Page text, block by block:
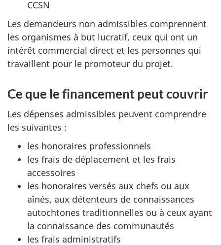
CCSN
Les demandeurs non admissibles comprennent
les organismes à but lucratif, ceux qui ont un
intérêt commercial direct et les personnes qui
travaillent pour le promoteur du projet.
Ce que le financement peut couvrir
Les dépenses admissibles peuvent comprendre
les suivantes :
les honoraires professionnels
les frais de déplacement et les frais
accessoires
les honoraires versés aux chefs ou aux
aînés, aux détenteurs de connaissances
autochtones traditionnelles ou à ceux ayant
la connaissance des communautés
les frais administratifs